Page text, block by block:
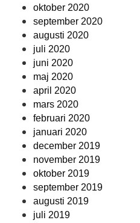
oktober 2020
september 2020
augusti 2020
juli 2020
juni 2020
maj 2020
april 2020
mars 2020
februari 2020
januari 2020
december 2019
november 2019
oktober 2019
september 2019
augusti 2019
juli 2019